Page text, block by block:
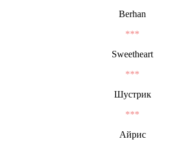
Berhan
***
Sweetheart
***
Шустрик
***
Айрис